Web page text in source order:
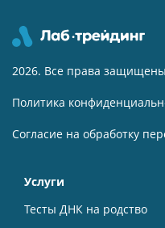
2026. Все права защищены
Политика
Согласие на обработку
Услуги
Тесты ДНК на родство